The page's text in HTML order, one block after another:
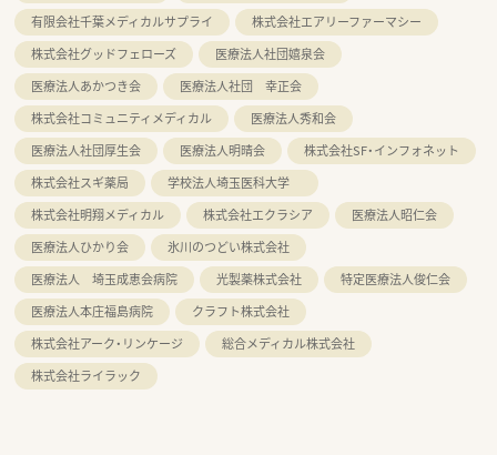
有限会社千葉メディカルサプライ
株式会社エアリーファーマシー
株式会社グッドフェローズ
医療法人社団嬉泉会
医療法人あかつき会
医療法人社団 幸正会
株式会社コミュニティメディカル
医療法人秀和会
医療法人社団厚生会
医療法人明晴会
株式会社SF・インフォネット
株式会社スギ薬局
学校法人埼玉医科大学
株式会社明翔メディカル
株式会社エクラシア
医療法人昭仁会
医療法人ひかり会
氷川のつどい株式会社
医療法人 埼玉成恵会病院
光製薬株式会社
特定医療法人俊仁会
医療法人本庄福島病院
クラフト株式会社
株式会社アーク・リンケージ
総合メディカル株式会社
株式会社ライラック